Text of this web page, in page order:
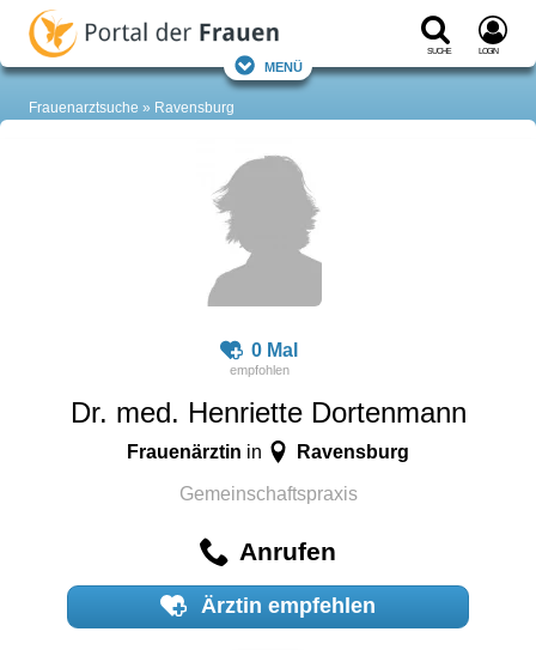
Suche Login
Menü
Frauenarztsuche Ravensburg
0 Mal
Dr. med. Henriette Dortenmann
Frauenärztin in Ravensburg
Gemeinschaftspraxis
Anrufen
Ärztin empfehlen